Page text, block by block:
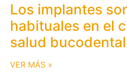
Los implantes
habituales en el
salud bucodental
VER MÁS »